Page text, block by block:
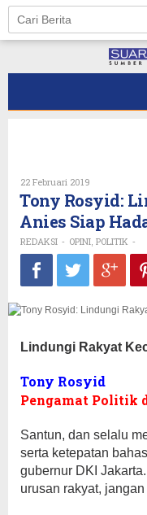
Skip
content
22 Februari 2019
REDAKSI
Tony Rosyid:
Anies Siap
REDAKSI - OPINI POLITIK -
Lindungi Rakyat
Tony Rosyid
Pengamat Politik
Santun, dan selalu
serta ketepatan
gubernur DKI
urusan rakyat,